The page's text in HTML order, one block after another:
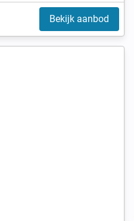
Bekijk aanbod